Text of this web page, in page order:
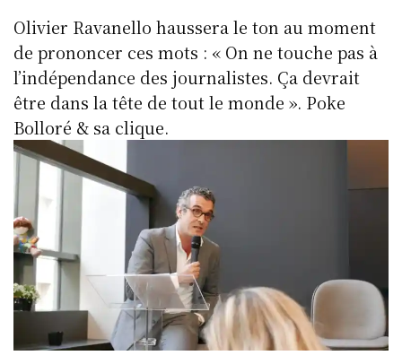
Olivier Ravanello haussera le ton au moment
de prononcer ces mots : « On ne touche pas à
l’indépendance des journalistes. Ça devrait
être dans la tête de tout le monde ». Poke
Bolloré & sa clique.